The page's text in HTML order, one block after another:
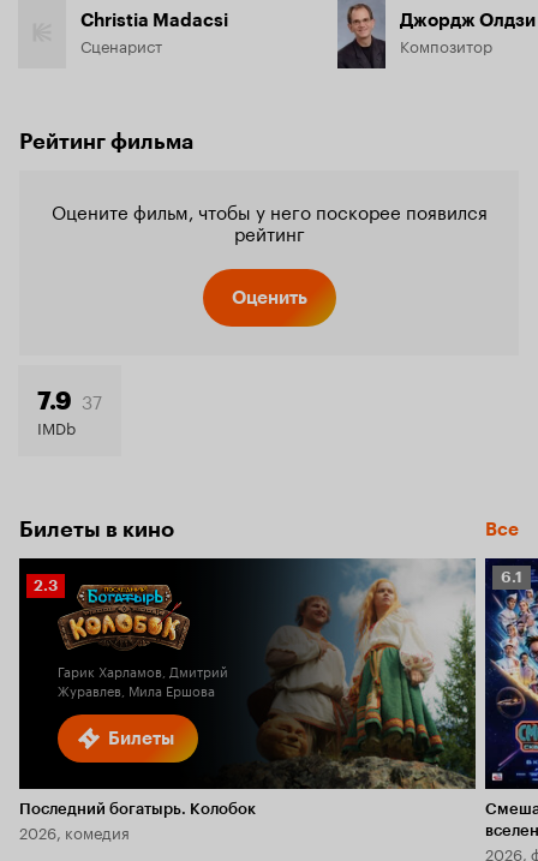
Christia Madacsi
Сценарист
Джордж Олдзи
Композитор
Рейтинг фильма
Оцените фильм, чтобы у него поскорее появился
рейтинг
Оценить
7.9 37
IMDb
Билеты в кино Все
Билеты
Рейтинг
Кинопоиска
2.3
Гарик Харламов, Дмитрий
Журавлев, Мила Ершова
Последний богатырь. Колобок
2026, комедия
6.1
6.1
2026,